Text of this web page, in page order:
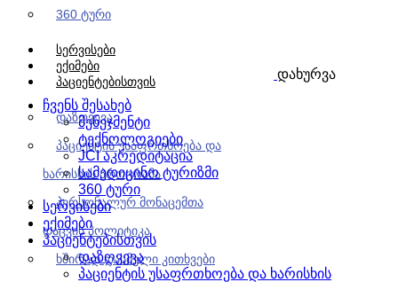
360 ტური
სერვისები
ექიმები
პაციენტებისთვის
დაზღვევა
პაციენტის უსაფრთხოება და
ხარისხის პროგრამა
პერსონალურ მონაცემთა
დაცვის პოლიტიკა
ხშირად დასმული კითხვები
დახურვა
ჩვენს შესახებ
მენეჯმენტი
ტექნოლოგიები
JCI აკრედიტაცია
სამედიცინო ტურიზმი
360 ტური
სერვისები
ექიმები
პაციენტებისთვის
დაზღვევა
პაციენტის უსაფრთხოება და ხარისხის